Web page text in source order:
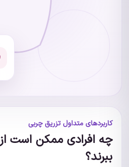
کاربردهای متداول تزریق چربی
چه افرادی ممکن است
ببرند؟